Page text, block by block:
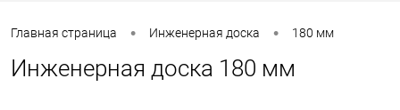
Главная страница • Инженерная доска • 180 мм
Инженерная доска 180 мм